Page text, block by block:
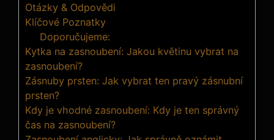
Otázky & Odpovědi
Klíčové Poznatky
Doporučujeme:
Kytka na zasnoubení: Jakou květinu vybrat na
zasnoubení?
Zásnuby prsten: Jak vybrat ten pravý zásnubní
prsten?
Kdy je vhodné zasnoubení: Kdy je ten správný
čas na zasnoubení?